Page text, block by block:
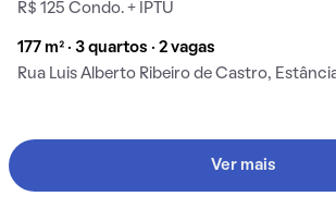
R$ 125 Condo. + IPTU
177 m² · 3 quartos · 2 vagas
Rua Luis Alberto Ribeiro de Castro,
Ver mais